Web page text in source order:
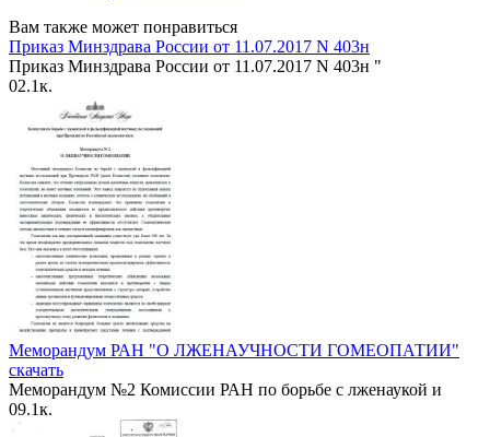
Вам также может понравиться
Приказ Минздрава России от 11.07.2017 N 403н
Приказ Минздрава России от 11.07.2017 N 403н "
02.1к.
Меморандум РАН "О ЛЖЕНАУЧНОСТИ ГОМЕОПАТИИ"
скачать
Меморандум №2 Комиссии РАН по борьбе с лженаукой и
09.1к.